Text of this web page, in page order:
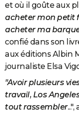
et où il goûte aux
acheter mon petit
acheter ma
confié dans son
aux éditions Albin
journaliste Elsa
"Avoir plusieurs
travail, Los
tout rassembler